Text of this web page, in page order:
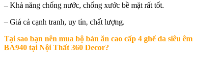
– Khả năng chống nước, chống xước bề mặt rất tốt.
– Giá cả cạnh tranh, uy tín, chất lượng.
Tại sao bạn nên mua bộ bàn ăn cao cấp 4 ghế da siêu êm
BA940 tại Nội Thất 360 Decor?